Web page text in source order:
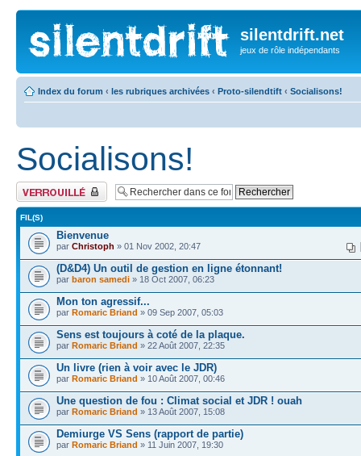
silentdrift.net
jeux de rôle indépendants
Index du forum ‹ les rubriques archivées ‹ Proto-silendtift ‹ Socialisons!
Socialisons!
Forum verrouillé
FIL(S)
Bienvenue
par Christoph » 01 Nov 2002, 20:47
(D&D4) Un outil de gestion en ligne étonnant!
par baron samedi » 18 Oct 2007, 06:23
Mon ton agressif...
par Romaric Briand » 09 Sep 2007, 05:03
Sens est toujours à coté de la plaque.
par Romaric Briand » 22 Août 2007, 22:35
Un livre (rien à voir avec le JDR)
par Romaric Briand » 10 Août 2007, 00:46
Une question de fou : Climat social et JDR ! ouah
par Romaric Briand » 13 Août 2007, 15:08
Demiurge VS Sens (rapport de partie)
par Romaric Briand » 11 Juin 2007, 19:30